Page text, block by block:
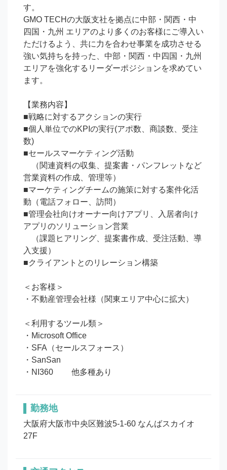
す。
GMO TECHの大阪支社を拠点に中部・関⻄・中
四国・九州 エリアのより多くのお客様にご導入い
ただけるよう、共に力を合わせ事業を成功させる
強い気持ちを持った、中部・関⻄・中四国・九州
エリアを強化するリーダーポジションを求めてい
ます。
【業務内容】
■戦略に対するアクションの実行
■個人単位でのKPIの実行(アポ数、商談数、受注
数)
■セールスマーケティング活動
（関連資料の収集、提案書・パンフレットなど
営業資料の作成、管理等）
■マーケティングチームの施策に対する案件化活
動（電話フォロー、訪問）
■管理会社向けオーナー向けアプリ、入居者向け
アプリのソリューション営業
（課題ヒアリング、提案書作成、受注活動、導
入支援）
■クライアントとのリレーション構築
＜お客様＞
・不動産管理会社様（関東エリア中心に拡大）
＜利用するツール類＞
・Microsoft Office
・SFA（セールスフォース）
・SanSan
・NI360 　　他多種あり
勤務地
大阪府大阪市中央区難波5-1-60 なんばスカイオ
27F